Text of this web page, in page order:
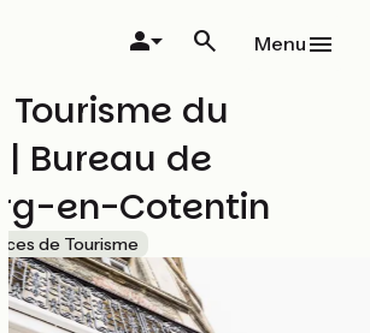
Menu
Tourisme du
| Bureau de
en-Cotentin
de Tourisme